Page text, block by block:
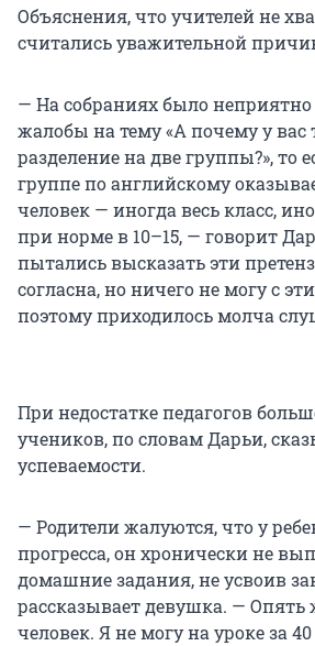
Объяснения, что учителей не
считались уважительной
— На собраниях было
жалобы на тему «А почему у вас
разделение на две группы?», то
группе по английскому
человек — иногда весь класс,
при норме в 10–15, — говорит
пытались высказать эти
согласна, но ничего не могу с
поэтому приходилось молча
При недостатке педагогов
учеников, по словам Дарьи,
успеваемости.
— Родители жалуются, что у
прогресса, он хронически не
домашние задания, не усвоив
рассказывает девушка. — Опять
человек. Я не могу на уроке за